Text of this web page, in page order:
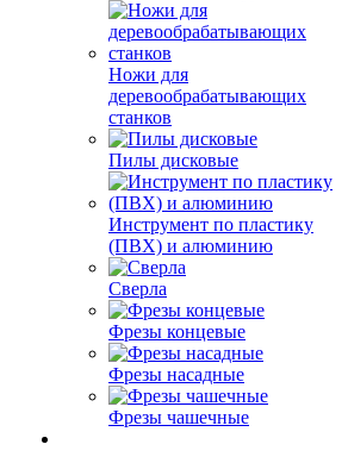
Ножи для
деревообрабатывающих
станков
Пилы дисковые
Инструмент по пластику
(ПВХ) и алюминию
Сверла
Фрезы концевые
Фрезы насадные
Фрезы чашечные